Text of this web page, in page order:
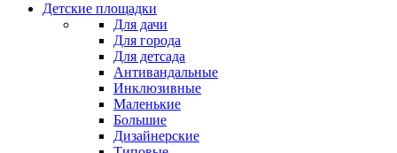
Детские площадки
Для дачи
Для города
Для детсада
Антивандальные
Инклюзивные
Маленькие
Большие
Дизайнерские